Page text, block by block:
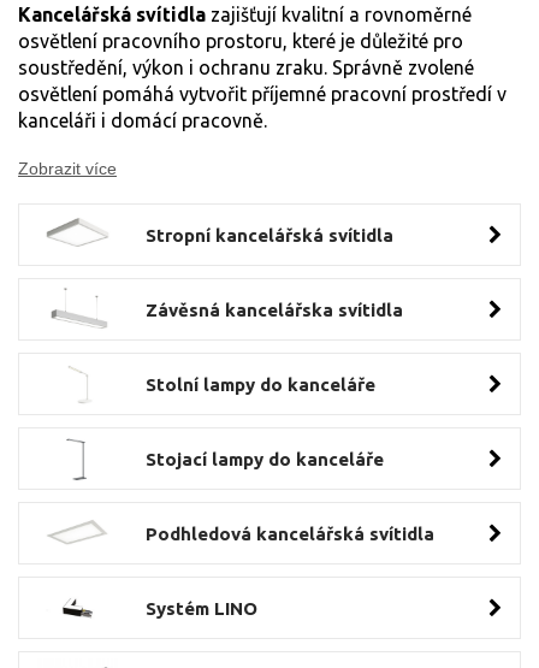
Kancelářská svítidla zajišťují kvalitní a rovnoměrné
osvětlení pracovního prostoru, které je důležité pro
soustředění, výkon i ochranu zraku. Správně zvolené
osvětlení pomáhá vytvořit příjemné pracovní prostředí v
kanceláři i domácí pracovně.
Zobrazit více
Stropní kancelářská svítidla
Závěsná kancelářska svítidla
Stolní lampy do kanceláře
Stojací lampy do kanceláře
Podhledová kancelářská svítidla
Systém LINO